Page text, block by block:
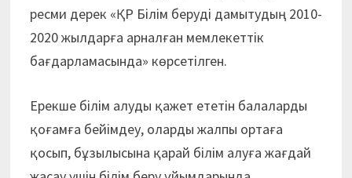
ресми дерек «ҚР Білім беруді дамытудың 2010-
2020 жылдарға арналған мемлекеттік
бағдарламасында» көрсетілген.
Ерекше білім алуды қажет ететін балаларды
қоғамға бейімдеу, оларды жалпы ортаға
қосып, бұзылысына қарай білім алуға жағдай